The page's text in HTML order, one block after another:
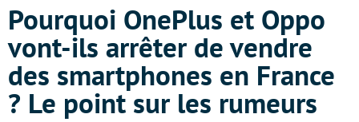
Pourquoi OnePlus et Oppo
vont-ils arrêter de vendre
des smartphones en France
? Le point sur les rumeurs